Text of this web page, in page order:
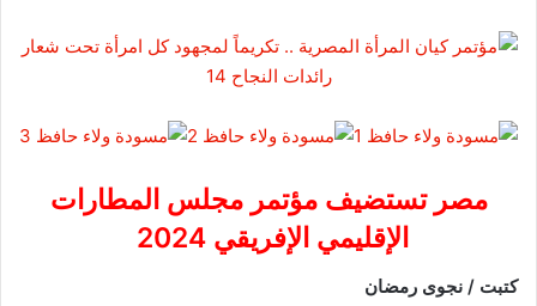
مصر تستضيف مؤتمر مجلس المطارات
الإقليمي الإفريقي 2024
كتبت / نجوى رمضان